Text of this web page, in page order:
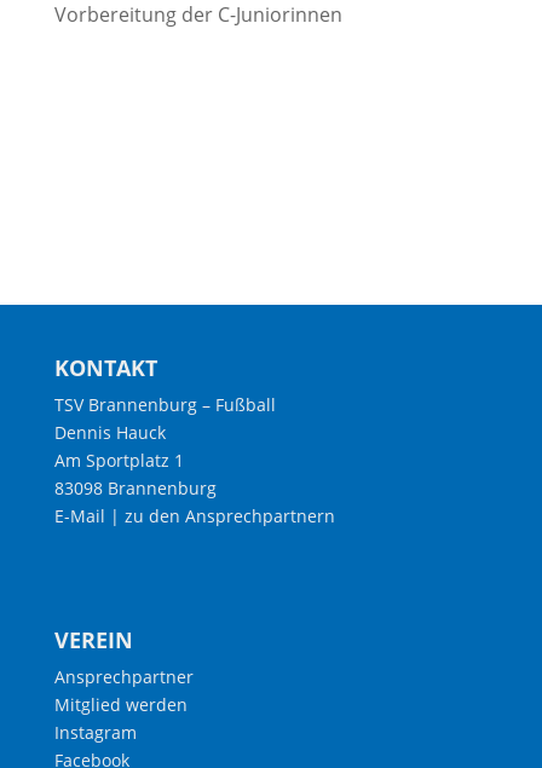
Vorbereitung der C-Juniorinnen
KONTAKT
TSV Brannenburg – Fußball
Dennis Hauck
Am Sportplatz 1
83098 Brannenburg
E-Mail | zu den Ansprechpartnern
VEREIN
Ansprechpartner
Mitglied werden
Instagram
Facebook